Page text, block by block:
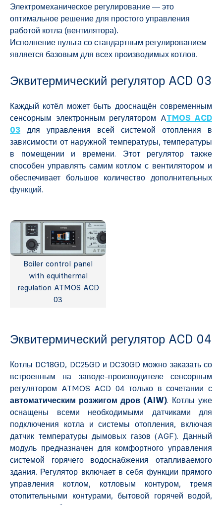
Электромеханическое регулирование — это
оптимальное решение для простого управления
работой котла (вентилятора).
Исполнение пульта со стандартным регулированием
является базовым для всех производимых котлов.
Эквитермический регулятор ACD 03
Каждый котёл может быть дооснащён современным
сенсорным электронным регулятором ATMOS ACD
03 для управления всей системой отопления в
зависимости от наружной температуры, температуры
в помещении и времени. Этот регулятор также
способен управлять самим котлом с вентилятором и
обеспечивает большое количество дополнительных
функций.
Boiler control panel
with equithermal
regulation ATMOS ACD
03
Эквитермический регулятор ACD 04
Котлы DC18GD, DC25GD и DC30GD можно заказать со
встроенным на заводе-производителе сенсорным
регулятором ATMOS ACD 04 только в сочетании с
автоматическим розжигом дров (AIW). Котлы уже
оснащены всеми необходимыми датчиками для
подключения котла и системы отопления, включая
датчик температуры дымовых газов (AGF). Данный
модуль предназначен для комфортного управления
системой горячего водоснабжения отапливаемого
здания. Регулятор включает в себя функции прямого
управления котлом, котловым контуром, тремя
отопительными контурами, бытовой горячей водой,